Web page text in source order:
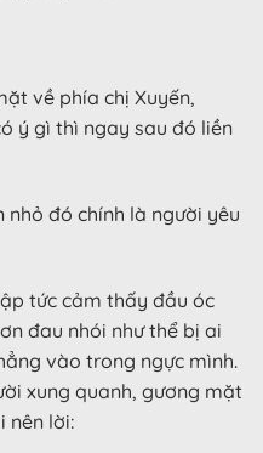
về phía chị Xuyến,
ý gì thì ngay sau đó liền
nhỏ đó chính là người yêu
tức cảm thấy đầu óc
đau nhói như thể bị ai
vào trong ngực mình.
xung quanh, gương mặt
nên lời: